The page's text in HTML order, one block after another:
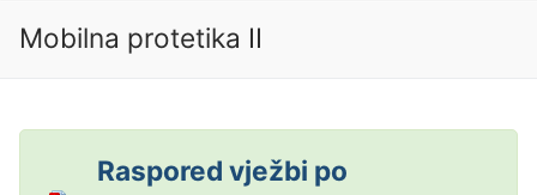
Mobilna protetika II
Raspored vježbi po